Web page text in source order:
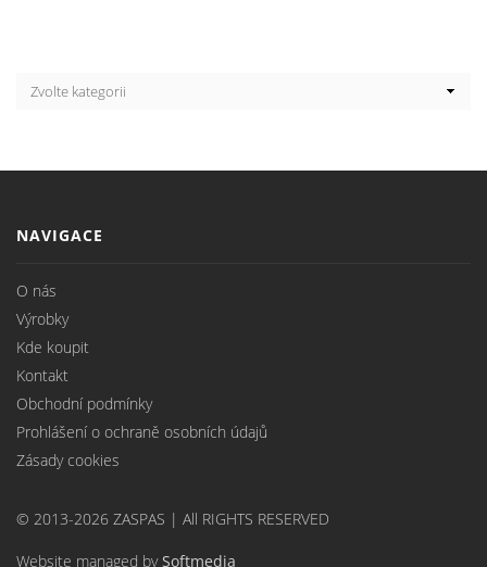
NAVIGACE
O nás
Výrobky
Kde koupit
Kontakt
Obchodní podmínky
Prohlášení o ochraně osobních údajů
Zásady cookies
© 2013-2026 ZASPAS | All RIGHTS RESERVED
Website managed bySoftmedia